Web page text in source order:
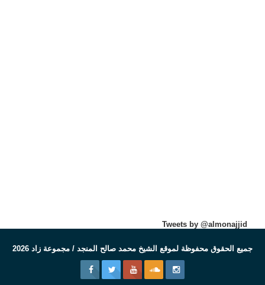
Tweets by @almonajjid
جميع الحقوق محفوظة لموقع الشيخ محمد صالح المنجد / مجموعة زاد 2026